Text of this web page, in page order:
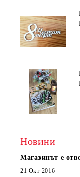
Новини
Магазинът е
21 Окт 2016